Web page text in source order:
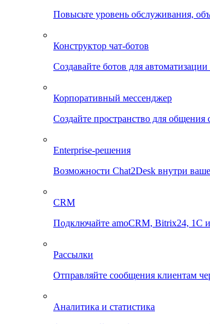
Повысьте уровень обслуживания,
Конструктор чат-ботов
Создавайте ботов для
Корпоративный мессенджер
Создайте пространство для общения
Enterprise-решения
Возможности Chat2Desk внутри
CRM
Подключайте amoCRM, Bitrix24, 1C
Рассылки
Отправляйте сообщения клиентам
Аналитика и статистика